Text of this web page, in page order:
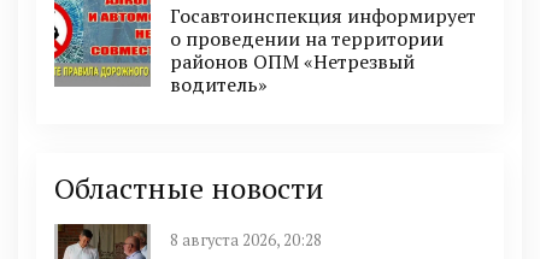
Госавтоинспекция информирует
о проведении на территории
районов ОПМ «Нетрезвый
водитель»
Областные новости
8 августа 2026, 20:28